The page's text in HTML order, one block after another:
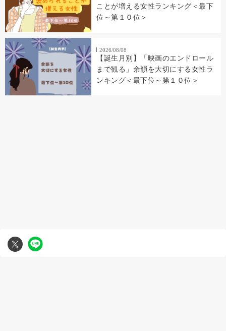
ことが増える女性ランキング＜最下
位～第１０位＞
2026/08/08
【誕生月別】「映画のエンドロール
まで観る」余韻を大切にする女性ラ
ンキング＜最下位～第１０位＞